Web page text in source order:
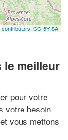
contributors, CC-BY-SA
le meilleur
pour votre
votre besoin
vous mettons